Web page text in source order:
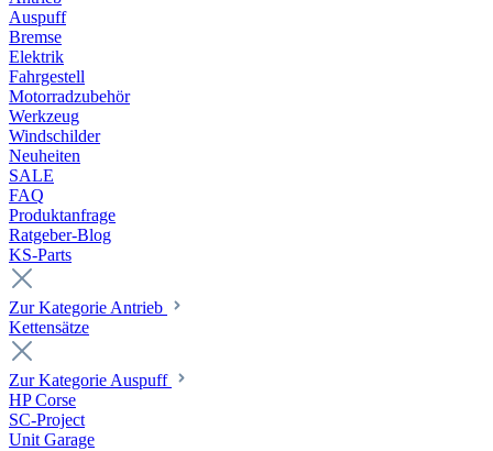
Auspuff
Bremse
Elektrik
Fahrgestell
Motorradzubehör
Werkzeug
Windschilder
Neuheiten
SALE
FAQ
Produktanfrage
Ratgeber-Blog
KS-Parts
Zur Kategorie Antrieb
Kettensätze
Zur Kategorie Auspuff
HP Corse
SC-Project
Unit Garage